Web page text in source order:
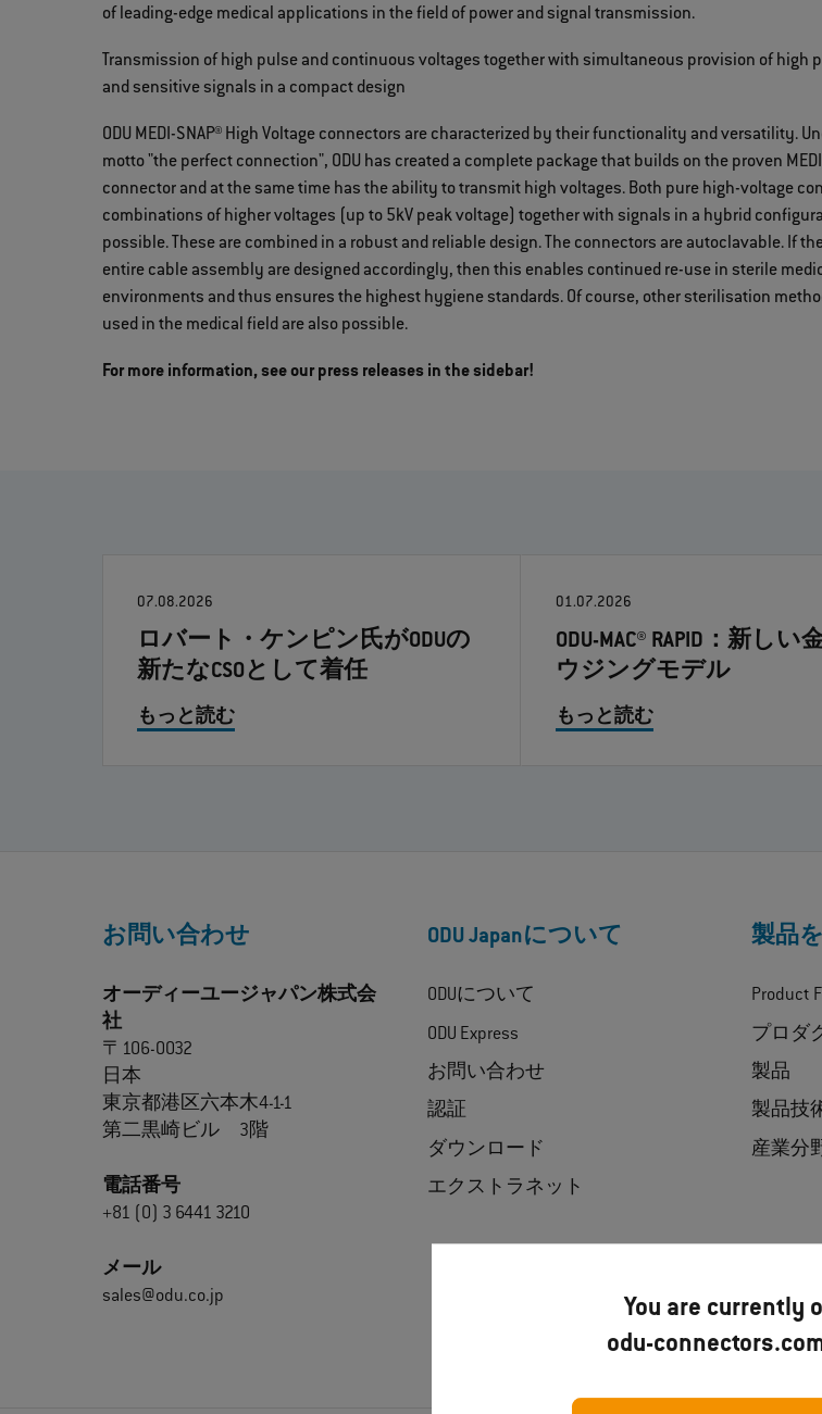
You are currently
odu-
of leading-edge medical applications in the field of power and signal transmission.
Transmission of high pulse and continuous voltages together with simultaneous provision of high
and sensitive signals in a compact design
ODU MEDI-SNAP® High Voltage connectors are characterized by their functionality and versatility.
motto "the perfect connection", ODU has created a complete package that builds on the proven
connector and at the same time has the ability to transmit high voltages. Both pure high-voltage
combinations of higher voltages (up to 5kV peak voltage) together with signals in a hybrid
possible. These are combined in a robust and reliable design. The connectors are autoclavable. If
entire cable assembly are designed accordingly, then this enables continued re-use in sterile
environments and thus ensures the highest hygiene standards. Of course, other sterilisation
used in the medical field are also possible.
For more information, see our press releases in the sidebar!
07.08.2026
ロバート・ケンピン氏がODUの
新たなCSOとして着任
もっと読む
01.07.2026
ODU-MAC® RAPID：新しい
ウジングモデル
もっと読む
お問い合わせ
オーディーユージャパン株式会
社
〒106-0032
日本
東京都港区六本木4-1-1
第二黒崎ビル 3階
電話番号
+81 (0) 3 6441 3210
メール
sales@odu.co.jp
ODU Japanについて
ODUについて
ODU Express
お問い合わせ
認証
ダウンロード
エクストラネット
製品
Product
プロダ
製品
製品技
産業分